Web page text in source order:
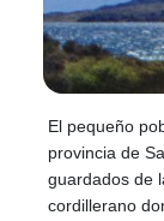
El pequeño
provincia de
guardados de
cordillerano